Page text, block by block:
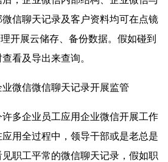
信聊天记录及客户资料均可在点镜
开展云储存、备份数据。假如碰到
看及导出来查询。
信微信聊天记录开展监管
企业员工应用企业微信开展工作
用全过程中，领导干部或是老总是
职工平常的微信聊天记录，假如职